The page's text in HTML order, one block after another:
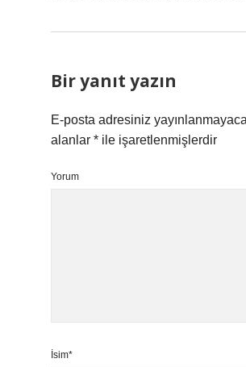
Bir yanıt yazın
E-posta adresiniz
alanlar * ile işaretlenmişlerdir
Yorum
İsim*